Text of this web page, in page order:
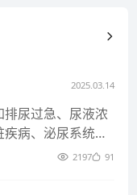
信赖好评。
2025.03.14
尿过急、尿液浓
病、泌尿系统感
2197 91